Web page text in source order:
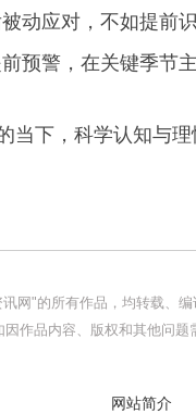
动应对，不如提前
预警，在关键季节
当下，科学认知与
网"的所有作品，均转载、
作品内容、版权和其他问
网站简介